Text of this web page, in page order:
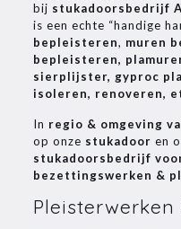
bij stukadoorsbedrijf
is een echte “handige
bepleisteren, muren
bepleisteren,
sierplijster, gyproc
isoleren, renoveren,
In regio & omgeving
op onze stukadoor en
stukadoorsbedrijf
bezettingswerken &
Pleisterwerken